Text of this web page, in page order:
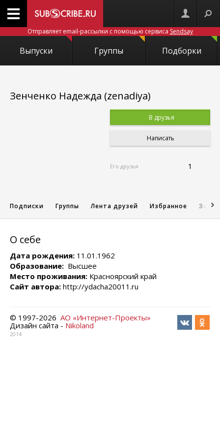
Отправляет email-рассылки с помощью сервиса Sendsay
Выпуски Группы Подборки
Зенченко Надежда (zenadiya)
В друзья
Написать
Его друзья 1
Подписки Группы Лента друзей Избранное
О себе
Дата рождения: 11.01.1962
Образование: Высшее
Место проживания: Красноярский край
Сайт автора: http://ydacha20011.ru
© 1997-2026 АО «Интернет-Проекты»
Дизайн сайта - Nikoland
2014